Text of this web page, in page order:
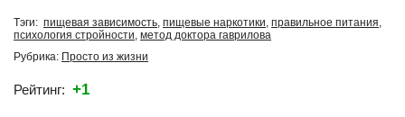
Тэги: пищевая зависимость, пищевые наркотики, правильное питания,
психология стройности, метод доктора гаврилова
Рубрика: Просто из жизни
Рейтинг: +1